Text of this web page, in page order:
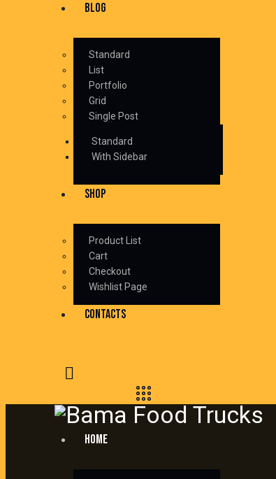
BLOG
Standard
List
Portfolio
Grid
Single Post
Standard
With Sidebar
SHOP
Product List
Cart
Checkout
Wishlist Page
CONTACTS
HOME